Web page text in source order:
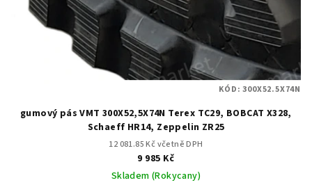
gumový pás VMT 300X52,5X74N Terex TC29, BOBCAT X328,
Schaeff HR14, Zeppelin ZR25
12 081.85 Kč včetně DPH
9 985 Kč
Skladem (Rokycany)
KÓD:300X52.5X74N